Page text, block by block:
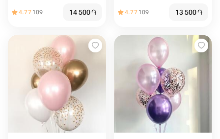
4.77 109 14 500֏ 4.77 109 13 500֏